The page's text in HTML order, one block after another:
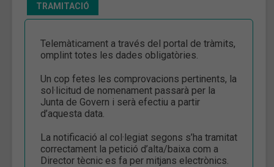
TRAMITACIÓ
Telemàticament a través del portal de tràmits,
omplint totes les dades obligatòries.
Un cop fetes les comprovacions pertinents, la
sol·licitud de nomenament passarà per la
Junta de Govern i serà efectiu a partir
d’aquesta data.
La notificació al col·legiat segons s’ha tramitat
correctament la petició d’alta/baixa com a
Director tècnic es fa per mitjans electrònics.